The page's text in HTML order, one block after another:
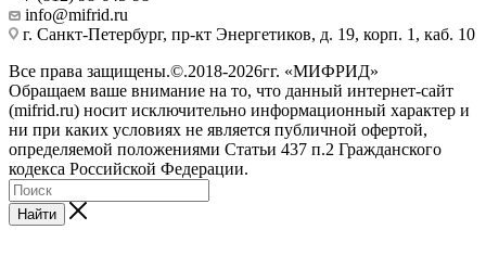
info@mifrid.ru
г. Санкт-Петербург, пр-кт Энергетиков, д. 19, корп. 1, каб. 10
Все права защищены.©.2018-2026гг. «МИФРИД»
Обращаем ваше внимание на то, что данный интернет-сайт
(mifrid.ru) носит исключительно информационный характер и
ни при каких условиях не является публичной офертой,
определяемой положениями Статьи 437 п.2 Гражданского
кодекса Российской Федерации.
Найти